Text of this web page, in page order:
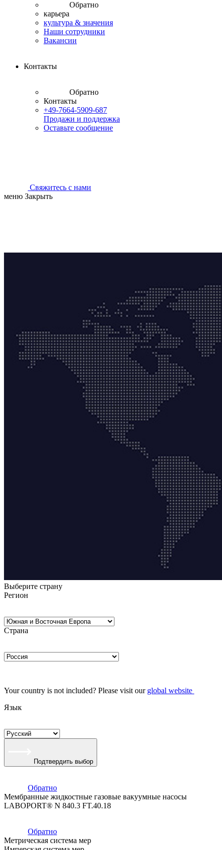
Обратно
карьера
культура & значения
Наши сотрудники
Вакансии
Контакты
Обратно
Контакты
+49-7664-5909-687
Продажи и поддержка
Оставьте сообщение
Свяжитесь с нами
меню Закрыть
Выберите страну
Регион
Страна
Your country is not included? Please visit our global website
Язык
Подтвердить выбор
Обратно
Мембранные жидкостные газовые вакуумные насосы
LABOPORT® N 840.3 FT.40.18
Обратно
Метрическая система мер